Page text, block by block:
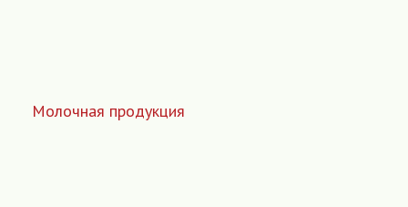
Молочная продукция